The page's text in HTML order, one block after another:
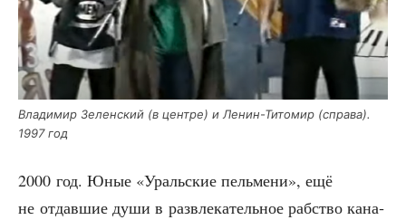
Вла­ди­мир Зелен­ский (в цен­тре) и Ленин-Тито­мир (спра­ва).
1997 год
2000 год. Юные «Ураль­ские пель­ме­ни», ещё
не отдав­шие души в раз­вле­ка­тель­ное раб­ство кана­